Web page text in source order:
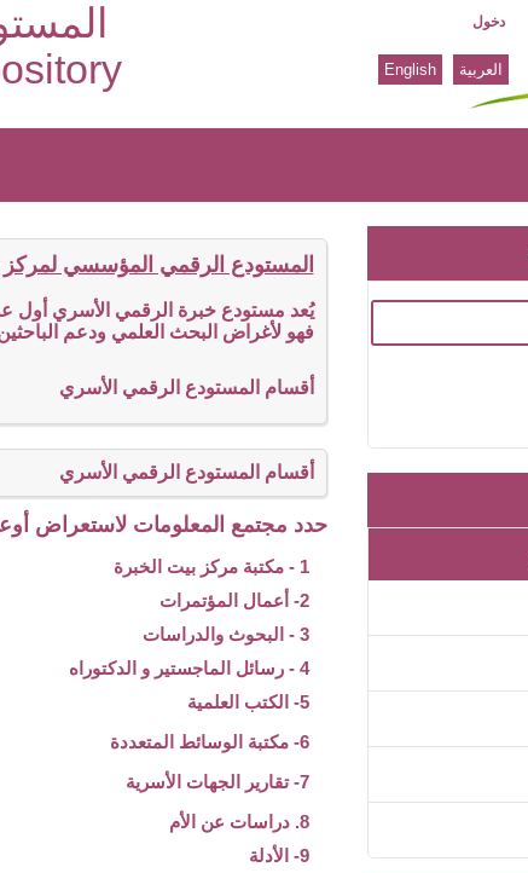
دخول
العربية English
المستودع الرقمي المؤسسي لمركز
يُعد مستودع خبرة الرقمي الأسري
فهو لأغراض البحث العلمي ودعم
أقسام المستودع الرقمي الأسري
أقسام المستودع الرقمي الأسري
حدد مجتمع المعلومات لاستعراض
1 - مكتبة مركز بيت الخبرة
2- أعمال المؤتمرات
3 - البحوث والدراسات
4 - رسائل الماجستير و الدكتوراه
5- الكتب العلمية
6- مكتبة الوسائط المتعددة
7- تقارير الجهات الأسرية
8. دراسات عن الأم
9- الأدلة